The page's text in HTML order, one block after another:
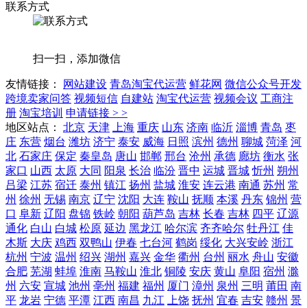
联系方式
扫一扫，添加微信
友情链接： 网站建设 青岛淘宝代运营 鲜花网 微信公众号开发
跨境卖家问答 视频短信 自建站 淘宝代运营 视频会议 工商注
册 淘宝培训 申请链接 > >
地区站点：
北京 天津 上海 重庆 山东 济南 临沂 淄博 青岛 枣
庄 东营 烟台 潍坊 济宁 泰安 威海 日照 滨州 德州 聊城 菏泽 河
北 石家庄 保定 秦皇岛 唐山 邯郸 邢台 沧州 承德 廊坊 衡水 张
家口 山西 太原 大同 阳泉 长治 临汾 晋中 运城 晋城 忻州 朔州
吕梁 江苏 宿迁 泰州 镇江 扬州 盐城 淮安 连云港 南通 苏州 常
州 徐州 无锡 南京 辽宁 沈阳 大连 鞍山 抚顺 本溪 丹东 锦州 营
口 阜新 辽阳 盘锦 铁岭 朝阳 葫芦岛 吉林 长春 吉林 四平 辽源
通化 白山 白城 松原 延边 黑龙江 哈尔滨 齐齐哈尔 牡丹江 佳
木斯 大庆 鸡西 双鸭山 伊春 七台河 鹤岗 绥化 大兴安岭 浙江
杭州 宁波 温州 绍兴 湖州 嘉兴 金华 衢州 台州 丽水 舟山 安徽
合肥 芜湖 蚌埠 淮南 马鞍山 淮北 铜陵 安庆 黄山 阜阳 宿州 滁
州 六安 宣城 池州 亳州 福建 福州 厦门 漳州 泉州 三明 莆田 南
平 龙岩 宁德 平潭 江西 南昌 九江 上饶 抚州 宜春 吉安 赣州 景